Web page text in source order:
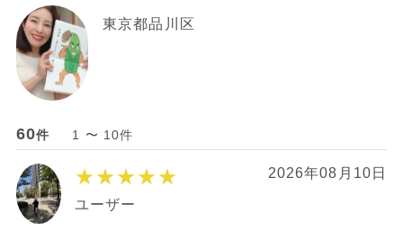
東京都品川区
60件 1 〜 10件
★★★★★ 2026年08月10日
ユーザー